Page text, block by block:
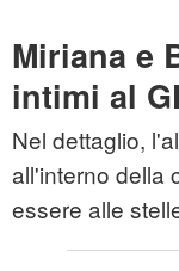
Miriana e
intimi al
Nel dettaglio,
all'interno della
essere alle